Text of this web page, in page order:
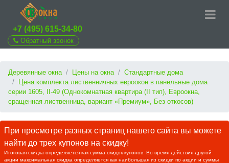
+7 (495) 615-34-80
Обратный звонок
Деревянные окна Цены на окна
Стандартные дома
Цена комплекта лиственничных евроокон в панельные дома
серии 1605, II-49 (Однокомнатная квартира (II тип), Евроокна,
сращенная лиственница, вариант «Премиум», Без откосов)
При просмотре разных страниц нашего сайта вы можете
найти до трех купонов на скидку!
Итоговая скидка определяется как сумма скидок купонов. Во время действия другой
акции максимальная скидка определяется как наибольшая из скидки по акции и суммы